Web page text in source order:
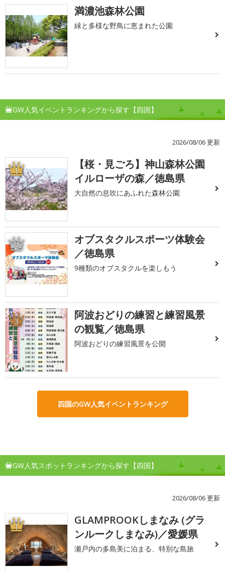
満濃池森林公園
緑と多様な野鳥に恵まれた公園
GW人気イベントランキングから探す【四国】
2026/08/06 更新
1
【桜・見ごろ】神山森林公園
イルローザの森／徳島県
大自然の息吹にあふれた森林公園
2
オブスタクルスポーツ体験会
／徳島県
9種類のオブスタクルを楽しもう
3
阿波おどりの練習と練習風景
の観覧／徳島県
阿波おどりの練習風景を公開
四国のGW人気イベントランキング
GW人気スポットランキングから探す【四国】
2026/08/06 更新
1
GLAMPROOKしまなみ (グラ
ンルークしまなみ)／愛媛県
瀬戸内の多島美に泊まる、特別な島旅